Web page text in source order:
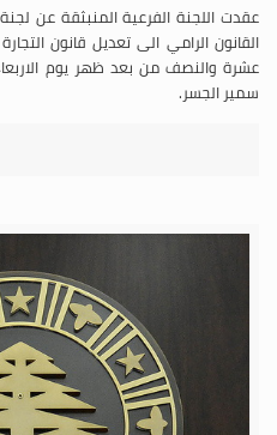
عقدت اللجنة الفرعية المنبثقة عن
القانون الرامي الى تعديل قانون
سمير الجسر.